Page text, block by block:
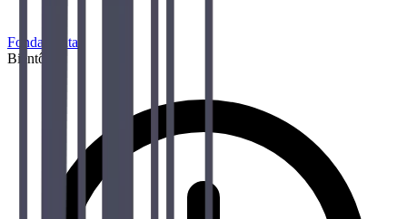
Fondamental
Bientôt